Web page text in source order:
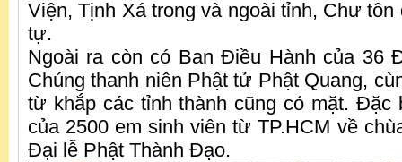
Viện, Tịnh Xá trong và ngoài tỉnh, Chư
tự.
Ngoài ra còn có Ban Điều Hành của 36
Chúng thanh niên Phật tử Phật Quang,
từ khắp các tỉnh thành cũng có mặt. Đặc
của 2500 em sinh viên từ TP.HCM về
Đại lễ Phật Thành Đạo.